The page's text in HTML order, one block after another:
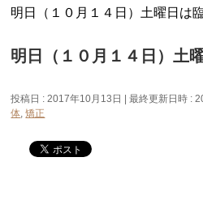
明日（１０月１４日）土曜日は
明日（１０月１４日）土
投稿日 : 2017年10月13日 最終更新日時 :
体,矯正